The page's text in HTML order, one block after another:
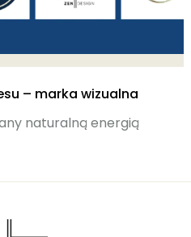
– marka wizualna
naturalną energią